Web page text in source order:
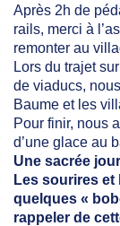
Après 2h de
rails, merci à
remonter au
Lors du trajet
de viaducs,
Baume et les
Pour finir, nous
d’une glace au
Une sacrée
Les sourires et
quelques «
rappeler de